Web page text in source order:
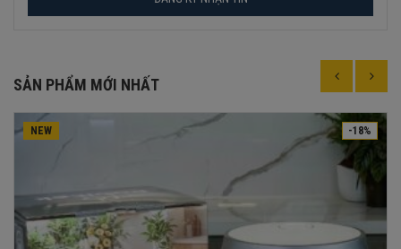
SẢN PHẨM MỚI NHẤT
-18%
NEW